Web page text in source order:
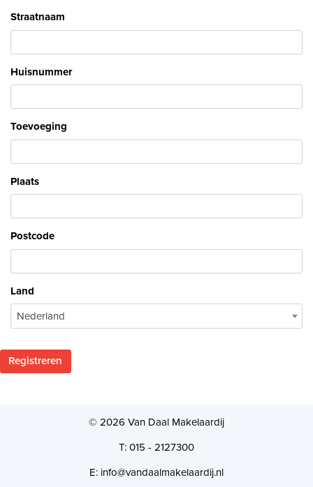
Straatnaam
Huisnummer
Toevoeging
Plaats
Postcode
Land
Nederland
Registreren
© 2026 Van Daal Makelaardij
T: 015 - 2127300
E: info@vandaalmakelaardij.nl